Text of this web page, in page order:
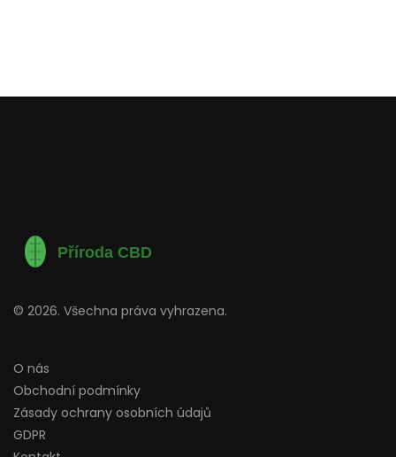
© 2026. Všechna práva vyhrazena.
O nás
Obchodní podmínky
Zásady ochrany osobních údajů
GDPR